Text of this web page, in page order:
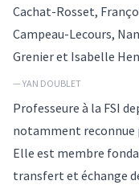
Cachat-Rosset,
Campeau-Lecours,
Grenier et Isabelle
— YAN DOUBLET
Professeure à la FSI
notamment
Elle est membre
transfert et échange